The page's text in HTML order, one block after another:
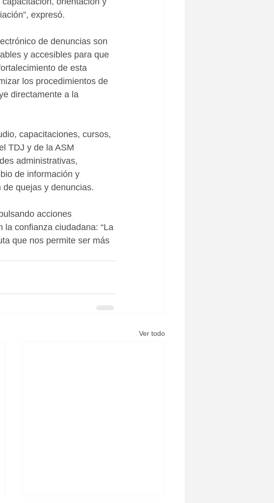
expresó.
de denuncias son
y accesibles para que
de esta
los procedimientos de
directamente a la
capacitaciones, cursos,
TDJ y de la ASM
administrativas,
de información y
quejas y denuncias.
acciones
confianza ciudadana: “La
que nos permite ser más
Ver todo